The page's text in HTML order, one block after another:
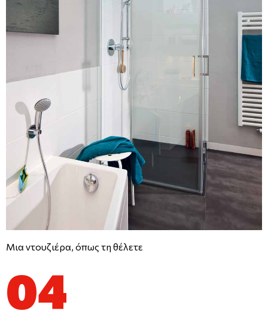
Μια ντουζιέρα, όπως τη θέλετε
04